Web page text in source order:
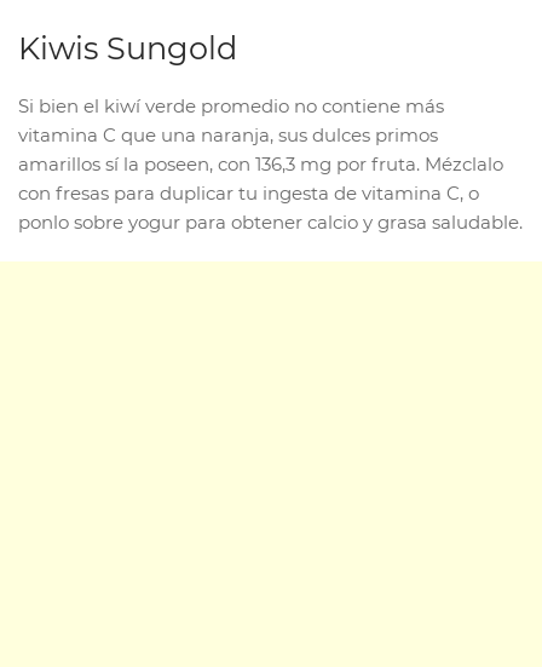
Kiwis Sungold
Si bien el kiwí verde promedio no contiene más
vitamina C que una naranja, sus dulces primos
amarillos sí la poseen, con 136,3 mg por fruta. Mézclalo
con fresas para duplicar tu ingesta de vitamina C, o
ponlo sobre yogur para obtener calcio y grasa saludable.